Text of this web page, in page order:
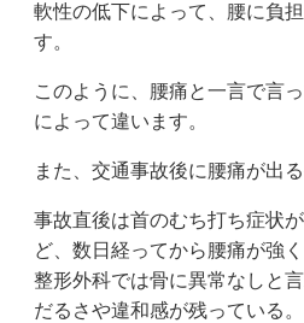
軟性の低下によって、腰に負
す。
このように、腰痛と一言で言
によって違います。
また、交通事故後に腰痛が出
事故直後は首のむち打ち症状
ど、数日経ってから腰痛が強く
整形外科では骨に異常なしと
だるさや違和感が残っている。